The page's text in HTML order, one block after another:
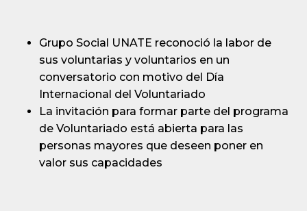
Grupo Social UNATE reconoció la labor de
sus voluntarias y voluntarios en un
conversatorio con motivo del Día
Internacional del Voluntariado
La invitación para formar parte del programa
de Voluntariado está abierta para las
personas mayores que deseen poner en
valor sus capacidades